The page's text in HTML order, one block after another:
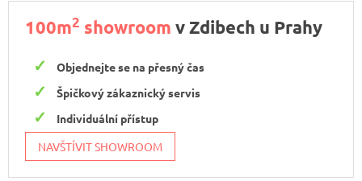
100m2 showroom v Zdibech u Prahy
Objednejte se na přesný čas
Špičkový zákaznický servis
Individuální přístup
NAVŠTÍVIT SHOWROOM